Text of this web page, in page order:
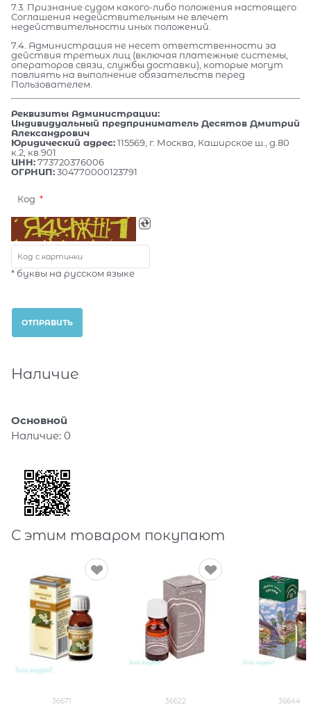
7.3. Признание судом какого-либо положения настоящего
Соглашения недействительным не влечет
недействительности иных положений.
7.4. Администрация не несет ответственности за
действия третьих лиц (включая платежные системы,
операторов связи, службы доставки), которые могут
повлиять на выполнение обязательств перед
Пользователем.
Реквизиты Администрации:
Индивидуальный предприниматель Десятов Дмитрий
Александрович
Юридический адрес:115569, г. Москва, Каширское ш., д.80
к.2, кв.901
ИНН:773720376006
ОГРНИП:304770000123791
Код
* буквы на русском языке
Наличие
Основной
Наличие: 0
С этим товаром покупают
36671 36622 36644